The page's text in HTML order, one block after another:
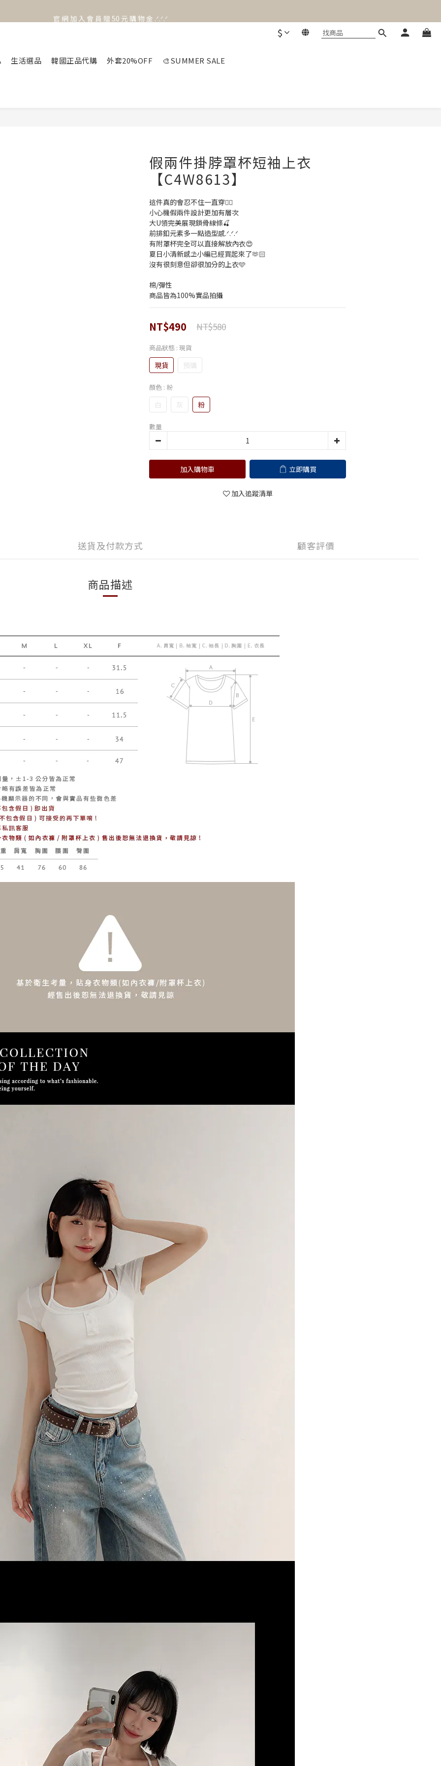
官 網 加 入 會 員 贈 50 元 購 物 金 .ᐟ.ᐟ.ᐟ
$
生活選品 韓國正品代購 外套20%OFF 🎨SUMMER SALE
假兩件掛脖罩杯短袖上衣
【C4W8613】
這件真的會忍不住一直穿😮‍💨
小心機假兩件設計更加有層次
大U領完美展現鎖骨線條🍒
前排釦元素多一點造型感.ᐟ.ᐟ.ᐟ
有附罩杯完全可以直接解放內衣😍
夏日小清新感⛱️小編已經買起來了🫶🏻
沒有很刻意但卻很加分的上衣🩵
棉/彈性
商品皆為100%實品拍攝
NT$490 NT$580
商品狀態 : 現貨
現貨 預購
顏色 : 粉
白 灰 粉
數量
加入購物車 立即購買
加入追蹤清單
送貨及付款方式 顧客評價
商品描述